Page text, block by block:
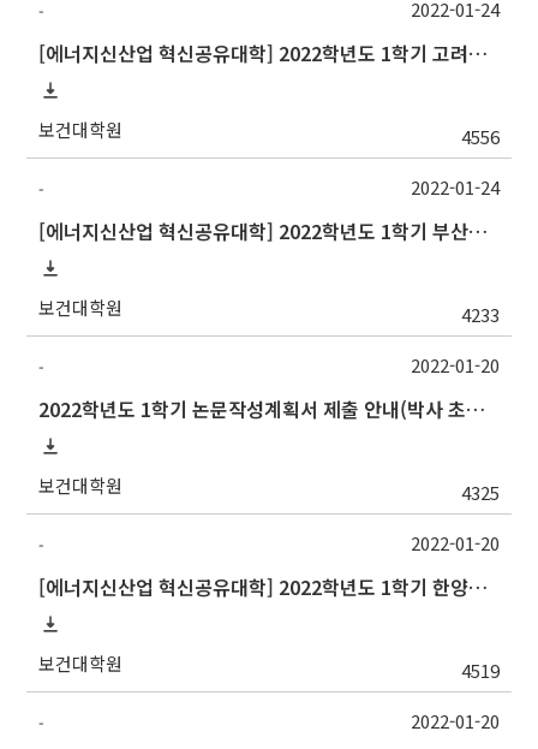
-
[에너지신산업 혁신공유대학] 2022학년도 1학기 고려대학교 교류 수학 안내
보건대학원 4556
2022-01-24
-
[에너지신산업 혁신공유대학] 2022학년도 1학기 부산대학교 교류 수학 안내
보건대학원 4233
2022-01-24
-
2022학년도 1학기 논문작성계획서 제출 안내(박사 초심 일정 포함)_Thesis Proposal
보건대학원 4325
2022-01-20
-
[에너지신산업 혁신공유대학] 2022학년도 1학기 한양대학교 교류 수학 안내
보건대학원 4519
2022-01-20
- 2022-01-20